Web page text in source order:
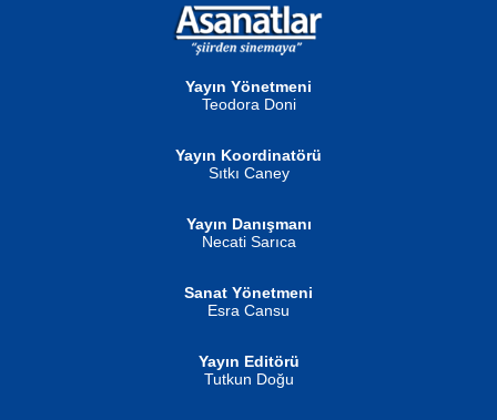
NURAN KÖSE BAYDAR
Ben Deniz Değilim ki...
Yayın Yönetmeni
Teodora Doni
Yayın Koordinatörü
Sıtkı Caney
Yayın Danışmanı
Necati Sarıca
Sanat Yönetmeni
Esra Cansu
Yayın Editörü
Tutkun Doğu